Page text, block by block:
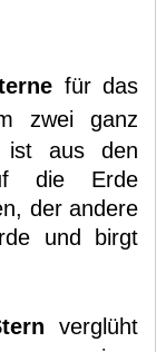
für das
zwei ganz
ist aus den
die Erde
der andere
und birgt
verglüht